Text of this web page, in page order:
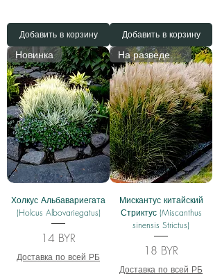
Добавить в корзину Добавить в корзину
Новинка
Холкус Альбавариегата
(Holcus Albovariegatus)
Цена
14 BYR
Доставка по всей РБ
На разведении
Мискантус китайский
Стриктус (Miscanthus
sinensis Strictus)
Цена
18 BYR
Доставка по всей РБ